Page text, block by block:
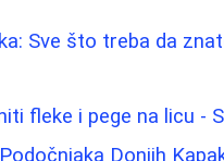
Sve što treba da
fleke i pege na licu -
Donjih